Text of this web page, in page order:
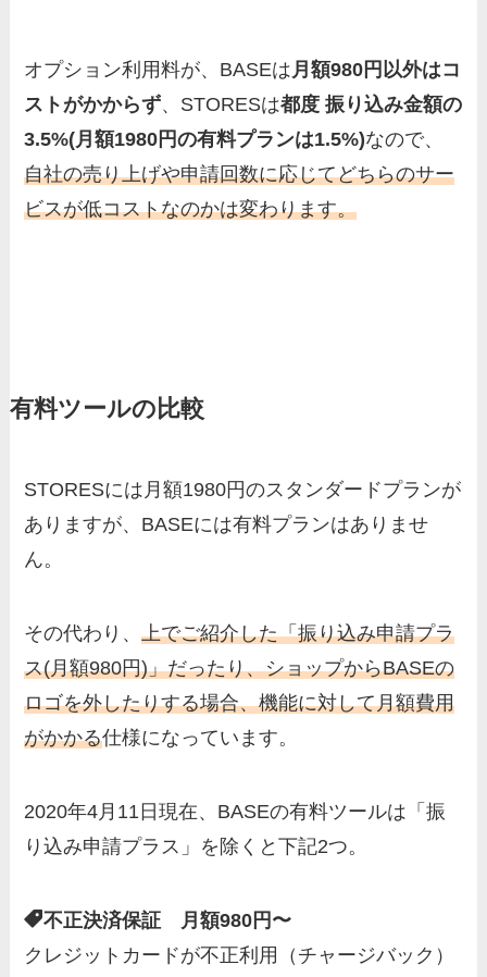
オプション利用料が、BASEは 月額980円以外はコ
ストがかからず、STORESは都度 振り込み金額の
3.5%(月額1980円の有料プランは1.5%)なので、
自社の売り上げや申請回数に応じてどちらのサー
ビスが低コストなのかは変わります。
有料ツールの比較
STORESには月額1980円のスタンダードプランが
ありますが、BASEには有料プランはありませ
ん。
その代わり、上でご紹介した「振り込み申請プラ
ス(月額980円)」だったり、ショップからBASEの
ロゴを外したりする場合、機能に対して月額費用
がかかる仕様になっています。
2020年4月11日現在、BASEの有料ツールは「振
り込み申請プラス」を除くと下記2つ。
不正決済保証 月額980円〜
クレジットカードが不正利用（チャージバック）